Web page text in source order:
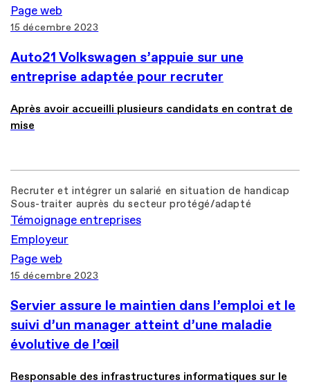
Page web
15 décembre 2023
Auto21 Volkswagen s’appuie sur une
entreprise adaptée pour recruter
Après avoir accueilli plusieurs candidats en contrat de
mise
Recruter et intégrer un salarié en situation de handicap
Sous-traiter auprès du secteur protégé/adapté
Témoignage entreprises
Employeur
Page web
15 décembre 2023
Servier assure le maintien dans l’emploi et le
suivi d’un manager atteint d’une maladie
évolutive de l’œil
Responsable des infrastructures informatiques sur le